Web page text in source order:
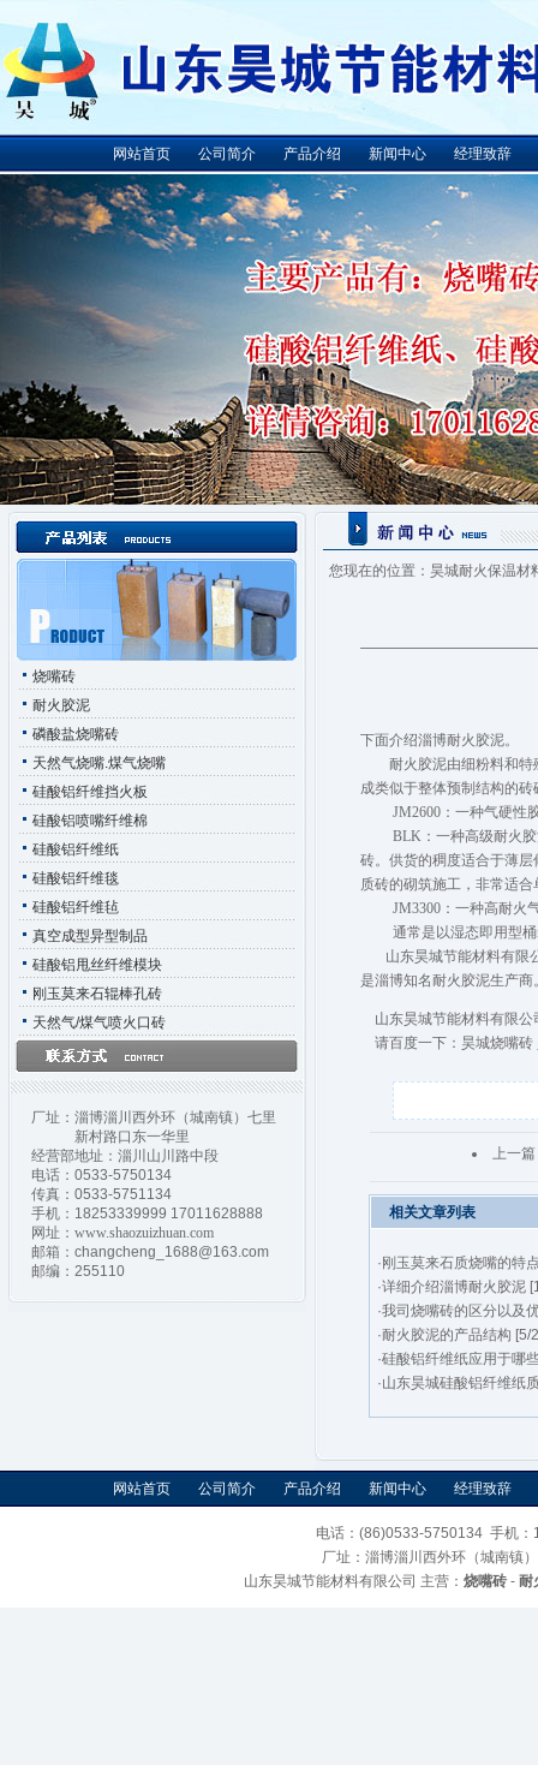
网站首页 公司简介 产品介绍 新闻中心 经理致辞
烧嘴砖
耐火胶泥
磷酸盐烧嘴砖
天然气烧嘴.煤气烧嘴
硅酸铝纤维挡火板
硅酸铝喷嘴纤维棉
硅酸铝纤维纸
硅酸铝纤维毯
硅酸铝纤维毡
真空成型异型制品
硅酸铝甩丝纤维模块
刚玉莫来石辊棒孔砖
天然气/煤气喷火口砖
厂址：淄博淄川西外环（城南镇）七里
新村路口东一华里
经营部地址：淄川山川路中段
电话：0533-5750134
传真：0533-5751134
手机：18253339999 17011628888
网址： www.shaozuizhuan.com
邮箱：changcheng_1688@163.com
邮编：255110
您现在的位置： 昊城耐火保温材
下面介绍淄博耐火胶泥。
耐火胶泥由细粉料和特殊
成类似于整体预制结构的砖
JM2600：一种气硬性胶
BLK：一种高级耐火胶泥
砖。供货的稠度适合于薄
质砖的砌筑施工，非常适
JM3300：一种高耐火气
通常是以湿态即用型桶
山东昊城节能材料有限
是淄博知名耐火胶泥生产商
山东昊城节能材料有限公
请百度一下：昊城烧嘴砖
上一篇
相关文章列表
· 刚玉莫来石质烧嘴的特
·详细介绍淄博耐火胶泥
·我司烧嘴砖的区分以及
·耐火胶泥的产品结构 [5/
·硅酸铝纤维纸应用于哪
·山东昊城硅酸铝纤维纸
网站首页 公司简介 产品介绍 新闻中心 经理致辞
电话：(86)0533-5750134 手机
厂址：淄博淄川西外环（城南镇
山东昊城节能材料有限公司 主营： 烧嘴砖 - 耐